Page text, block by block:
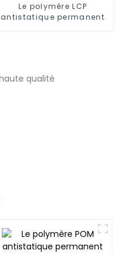
Le polymère LCP
antistatique permanent